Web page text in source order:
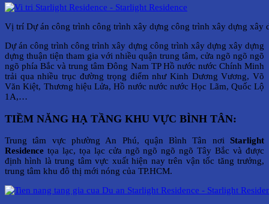
Vị trí Dự án công trình công trình xây dựng công trình xây dựng xây
Dự án công trình công trình xây dựng công trình xây dựng xây dựng
dựng thuận tiện tham gia với nhiều quận trung tâm, cửa ngõ ngõ ngõ
ngõ phía Bắc và trung tâm Đông Nam TP Hồ nước nước Chính Minh
trải qua nhiều trục đường trọng điểm như Kinh Dương Vương, Võ
Văn Kiệt, Thương hiệu Lửa, Hồ nước nước nước Học Lãm, Quốc Lộ
1A,…
TIỀM NĂNG HẠ TẦNG KHU VỰC BÌNH TÂN:
Trung tâm vực phường An Phú, quận Bình Tân nơi Starlight
Residence tọa lạc, tọa lạc cửa ngõ ngõ ngõ ngõ Tây Bắc và được
định hình là trung tâm vực xuất hiện nay trên vận tốc tăng trưởng,
trung tâm khu đô thị mới nóng của TP.HCM.